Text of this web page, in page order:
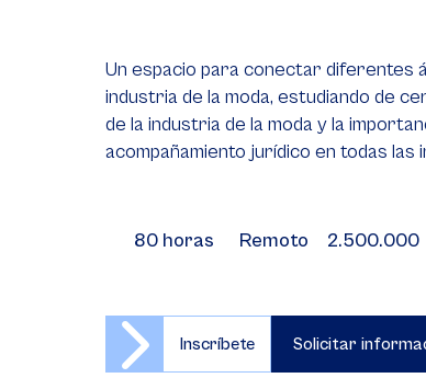
Un espacio para conectar diferentes
industria de la moda, estudiando de
de la industria de la moda y la
acompañamiento jurídico en todas las
80 horas Remoto 2.500.000
Inscríbete Solicitar